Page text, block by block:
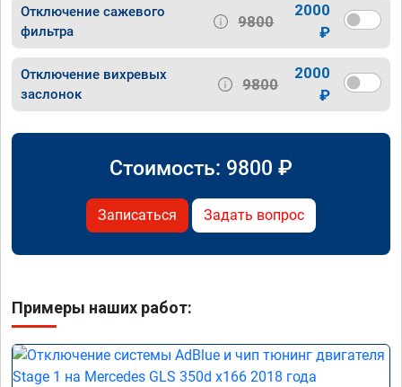
Отключение сажевого
фильтра
9800
2000
₽
Отключение вихревых
заслонок
9800
2000
₽
Стоимость: 9800 ₽
Записаться Задать вопрос
Примеры наших работ: